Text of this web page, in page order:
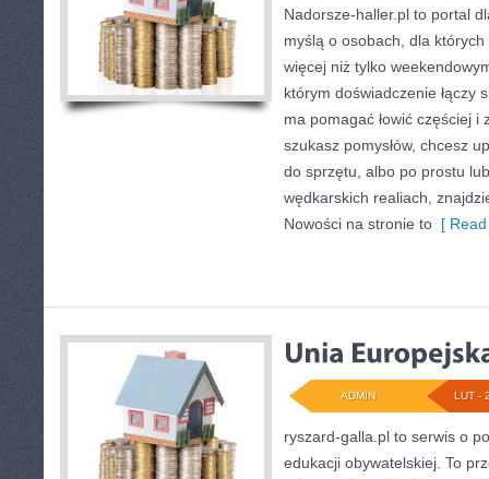
Nadorsze-haller.pl to portal
myślą o osobach, dla
więcej niż tylko
którym doświadczenie łączy
ma pomagać łowić częściej i
szukasz pomysłów, chcesz
do sprzętu, albo po prostu
wędkarskich realiach,
Nowości na stronie to [
LUT -
ADMIN
ryszard-galla.pl to serwis o
edukacji obywatelskiej. To